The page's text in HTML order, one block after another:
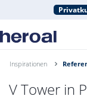
Inspirationen
V Tower in